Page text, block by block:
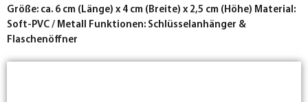
Größe: ca. 6 cm (Länge) x 4 cm (Breite) x 2,5 cm (Höhe) Material:
Soft-PVC / Metall Funktionen: Schlüsselanhänger &
Flaschenöffner